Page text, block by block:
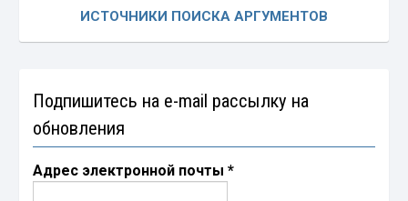
ИСТОЧНИКИ ПОИСКА АРГУМЕНТОВ
Подпишитесь на e-mail рассылку на
обновления
Адрес электронной почты*